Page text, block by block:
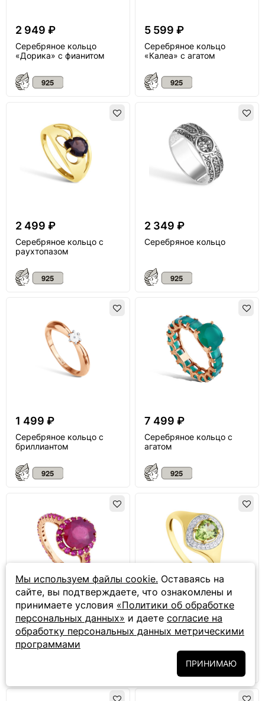
2 949 ₽
Серебряное кольцо
«Дорика» с фианитом
5 599 ₽
Серебряное кольцо
«Калеа» с агатом
2 499 ₽
Серебряное кольцо с
раухтопазом
2 349 ₽
Серебряное кольцо
1 499 ₽
Серебряное кольцо с
бриллиантом
7 499 ₽
Серебряное кольцо с
агатом
15 049 ₽
Серебряное кольцо с
рубином
3 099 ₽
Серебряное кольцо с
Мы используем файлы cookie. Оставаясь на
сайте, вы подтверждаете, что ознакомлены и
принимаете условия «Политики об обработке
персональных данных» и даете согласие на
обработку персональных данных метрическими
программами
ПРИНИМАЮ